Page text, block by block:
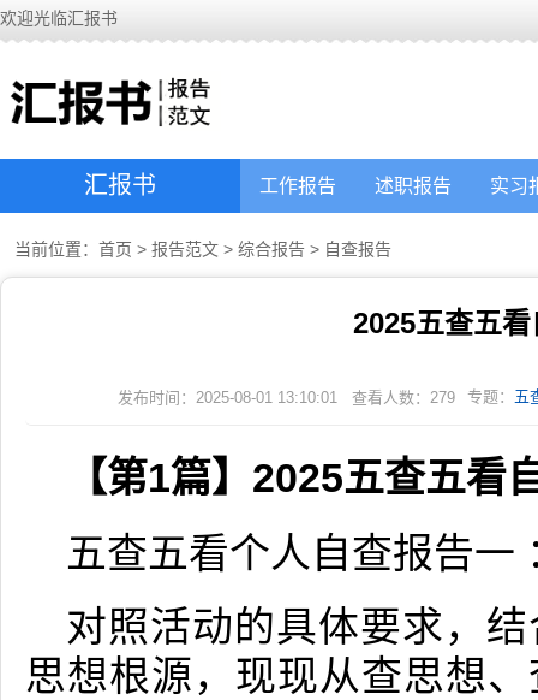
欢迎光临汇报书
汇报书 工作报告 述职报告 实习
当前位置： 首页 > 报告范文 > 综合报告 > 自查报告
2025五查五
发布时间：2025-08-01 13:10:01 查看人数： 279 专题： 五
【第1篇】2025五查五看
五查五看个人自查报告一
对照活动的具体要求，
思想根源，现现从查思想